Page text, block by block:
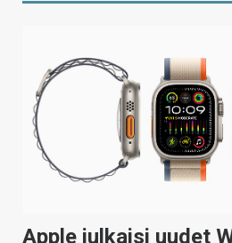
Apple julkaisi uudet